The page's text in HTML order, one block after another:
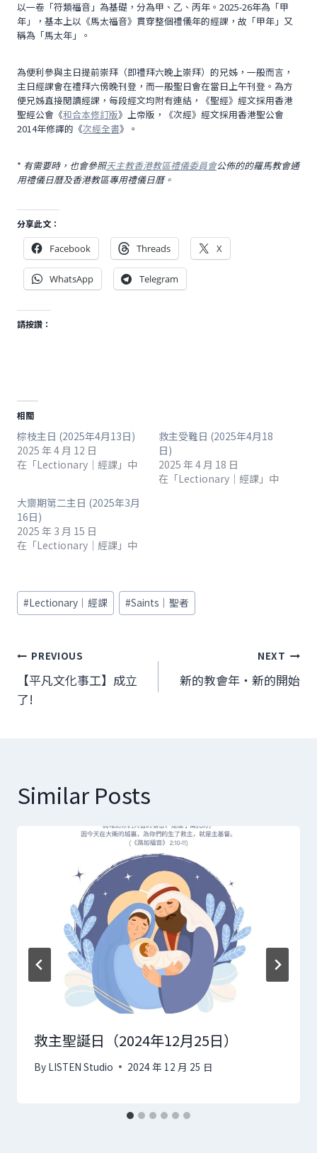
以一卷「符類福音」為基礎，分為甲、乙、丙年。2025-26年為「甲
年」，基本上以《馬太福音》貫穿整個禮儀年的經課，故「甲年」又
稱為「馬太年」。
為便利參與主日提前崇拜（即禮拜六晚上崇拜）的兄姊，一般而言，
主日經課會在禮拜六傍晚刊登，而一般聖日會在當日上午刊登。為方
便兄姊直接閱讀經課，每段經文均附有連結，《聖經》經文採用香港
聖經公會《和合本修訂版》上帝版，《次經》經文採用香港聖公會
2014年修譯的《次經全書》。
* 有需要時，也會參照天主教香港教區禮儀委員會公佈的的羅馬教會通
用禮儀日曆及香港教區專用禮儀日曆。
分享此文：
Facebook Threads X
WhatsApp Telegram
請按讚：
相關
棕枝主日 (2025年4月13日)
2025 年 4 月 12 日
在「Lectionary｜經課」中
救主受難日 (2025年4月18
日)
2025 年 4 月 18 日
在「Lectionary｜經課」中
大齋期第二主日 (2025年3月
16日)
2025 年 3 月 15 日
在「Lectionary｜經課」中
Post
Tags:
#Lectionary｜經課 #Saints｜聖者
文
章
導
PREVIOUS
【平凡文化事工】成立
了!
NEXT
新的教會年‧新的開始
Similar Posts
救主聖誕日（2024年12月25日）
By LISTEN Studio 2024 年 12 月 25 日